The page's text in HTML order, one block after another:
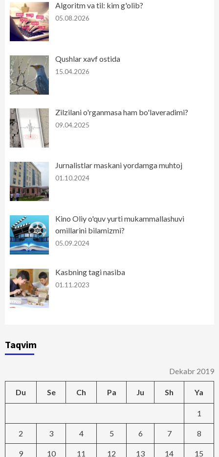
Algoritm va til: kim g'olib?
05.08.2026
Qushlar xavf ostida
15.04.2026
Zilzilani o'rganmasa ham bo'laveradimi?
09.04.2025
Jurnalistlar maskani yordamga muhtoj
01.10.2024
Kino Oliy o'quv yurti mukammallashuvi
omillarini bilamizmi?
05.09.2024
Kasbning tagi nasiba
01.11.2023
Taqvim
Dekabr 2019
Du Se Ch Pa Ju Sh Ya
1
2 3 4 5 6 7 8
9 10 11 12 13 14 15